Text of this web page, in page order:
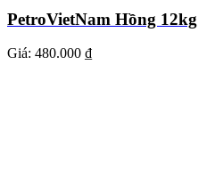
PetroVietNam Hồng 12kg
Giá: 480.000 ₫